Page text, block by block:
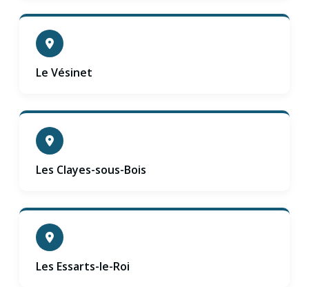
Le Vésinet
Les Clayes-sous-Bois
Les Essarts-le-Roi